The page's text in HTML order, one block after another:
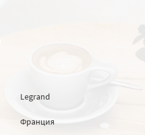
Legrand
Франция